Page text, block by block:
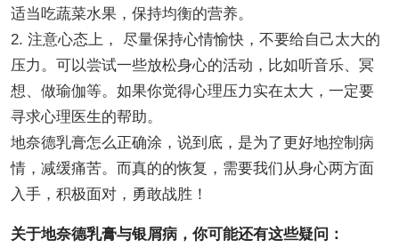
适当吃蔬菜水果，保持均衡的营养。
2. 注意心态上， 尽量保持心情愉快，不要给自己太大的
压力。可以尝试一些放松身心的活动，比如听音乐、冥
想、做瑜伽等。如果你觉得心理压力实在太大，一定要
寻求心理医生的帮助。
地奈德乳膏怎么正确涂，说到底，是为了更好地控制病
情，减缓痛苦。而真的的恢复，需要我们从身心两方面
入手，积极面对，勇敢战胜！
关于地奈德乳膏与银屑病，你可能还有这些疑问：